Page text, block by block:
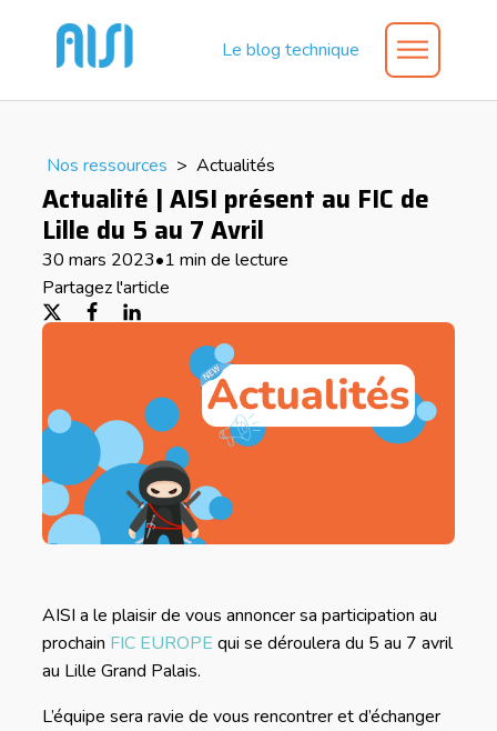
Le blog technique
Nos ressources > Actualités
Actualité | AISI présent au FIC de
Lille du 5 au 7 Avril
30 mars 2023•1 min de lecture
Partagez l'article
AISI a le plaisir de vous annoncer sa participation au
prochain FIC EUROPE qui se déroulera du 5 au 7 avril
au Lille Grand Palais.
L’équipe sera ravie de vous rencontrer et d’échanger